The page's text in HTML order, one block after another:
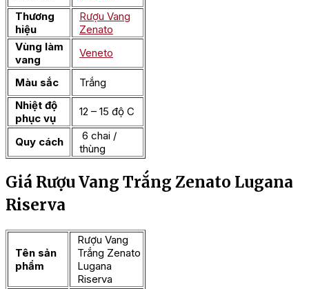
Thương
hiệu
Rượu Vang
Zenato
Vùng làm
vang
Veneto
Màu sắc
Trắng
Nhiệt độ
phục vụ
12 – 15 độ C
Quy cách
6 chai /
thùng
Giá Rượu Vang Trắng Zenato Lugana
Riserva
Tên sản
phẩm
Rượu Vang
Trắng Zenato
Lugana
Riserva